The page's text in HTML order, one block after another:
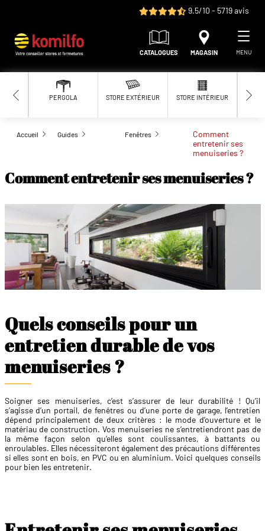
9.5/10 - 5719 avis
CATALOGUES MAGASIN MENU
PERGOLA STORE EXTÉRIEUR STORE INTÉRIEUR
Accueil Guides Fenêtres
Comment
entretenir ses
menuiseries ?
Comment entretenir ses menuiseries ?
Quels conseils pour un
entretien durable de vos
menuiseries ?
Soigner ses menuiseries, c’est s’assurer de leur durabilité ! Qu’il
s’agisse d’un portail, de fenêtres ou d’une porte de garage, l’entretien
dépend principalement de deux critères : le mode d’ouverture et le
matériau de construction. Vos menuiseries ne s’entretiendront pas de
la même façon selon qu’elles sont coulissantes, à battants ou
enroulables. Elles nécessiteront également des précautions différentes
si elles sont en bois, en PVC ou en aluminium. Voici quelques conseils
pour bien les entretenir.